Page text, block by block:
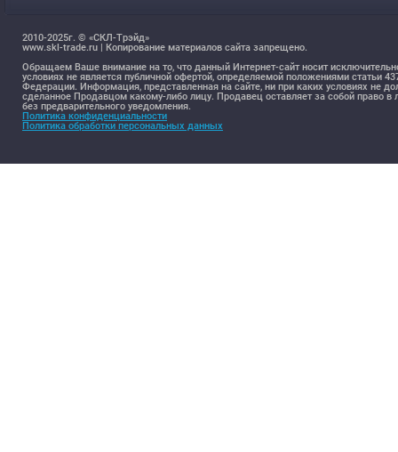
2010-2025г. © «СКЛ-Трэйд»
www.skl-trade.ru | Копирование материалов сайта запрещено.
Обращаем Ваше внимание на то, что данный Интернет-сайт носит
условиях не является публичной офертой, определяемой положениями статьи
Федерации. Информация, представленная на сайте, ни при каких условиях не
сделанное Продавцом какому-либо лицу. Продавец оставляет за собой право
без предварительного уведомления.
Политика конфиденциальности
Политика обработки персональных данных